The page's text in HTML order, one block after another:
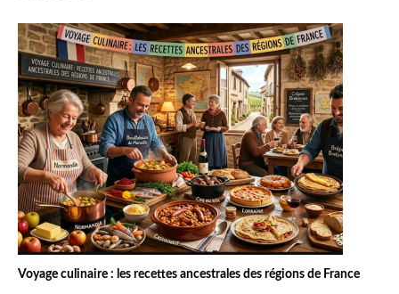
Voyage culinaire : les recettes ancestrales des régions de France